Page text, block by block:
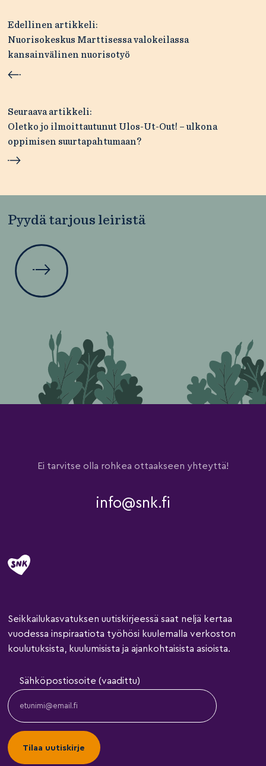
Artikkelien
selaus
Edellinen artikkeli:
Nuorisokeskus Marttisessa valokeilassa
kansainvälinen nuorisotyö
Seuraava artikkeli:
Oletko jo ilmoittautunut Ulos-Ut-Out! – ulkona
oppimisen suurtapahtumaan?
Pyydä tarjous leiristä
Ei tarvitse olla rohkea ottaakseen yhteyttä!
info@snk.fi
Seikkailukasvatuksen uutiskirjeessä saat neljä kertaa
vuodessa inspiraatiota työhösi kuulemalla verkoston
koulutuksista, kuulumisista ja ajankohtaisista asioista.
Sähköpostiosoite (vaadittu)